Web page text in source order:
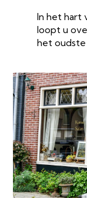
In het hart
loopt u
het oudste